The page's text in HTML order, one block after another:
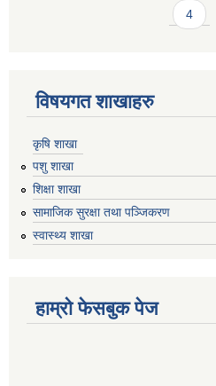
4
विषयगत शाखाहरु
कृषि शाखा
पशु शाखा
शिक्षा शाखा
सामाजिक सुरक्षा तथा पञ्जिकरण
स्वास्थ्य शाखा
हाम्रो फेसबुक पेज